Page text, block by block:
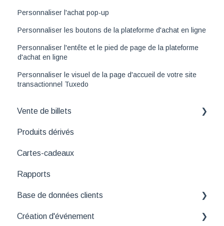
Personnaliser l'achat pop-up
Personnaliser les boutons de la plateforme d'achat en ligne
Personnaliser l'entête et le pied de page de la plateforme
d'achat en ligne
Personnaliser le visuel de la page d'accueil de votre site
transactionnel Tuxedo
Vente de billets
Comprendre les différentes interfaces de la vente
Produits dérivés
Cartes-cadeaux
Rapports
Base de données clients
Nettoyage de base de données
Création d'événement